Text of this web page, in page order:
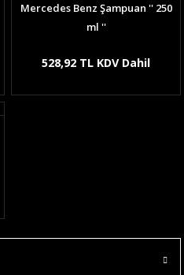
Mercedes Benz Şampuan '' 250
ml ''
528,92 TL KDV Dahil